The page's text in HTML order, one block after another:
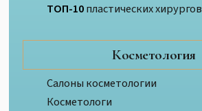
ТОП-10пластических хирургов
Косметология
Салоны косметологии
Косметологи